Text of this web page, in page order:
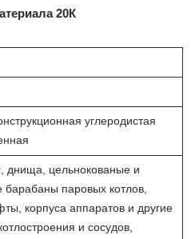
20К
углеродистая
днища, цельнокованые и
барабаны паровых котлов,
корпуса аппаратов и другие
и сосудов,